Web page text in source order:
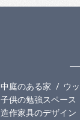
中庭のある家 ウ
子供の勉強スペース
造作家具のデザイン